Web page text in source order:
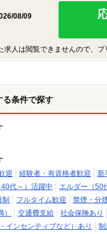
08/09
人は閲覧できませんので、プ
る条件で探す
迎 経験者・有資格者歓迎 新
40代～）活躍中 エルダー（50
フルタイム歓迎 禁煙・分
交通費支給 社会保険あり
インセンティブなど）あり